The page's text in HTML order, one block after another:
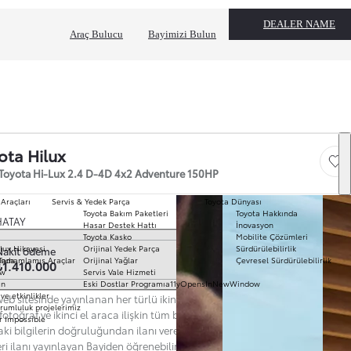
Araç Bulucu Bayimizi Bulun
DEALER NAME
Servis & Yedek Parça
Toyota Bakım Paketleri
Hasar Destek Hattı
Toyota Kasko
Orijinal Yedek Parça
Orijinal Yağlar
Servis Vale Hizmeti
Eski Dostlar Programıa11yOpensInNewWindow
Hikayesi
Araçlar
etkinlikler
projelerimiz
Impossible
Toyota Dünyası
Toyota Hakkında
İnovasyon
Mobilite Çözümleri
Sürdürülebilirlik
Çevresel Sürdürülebilirlik
Hilux
Hi-Lux 2.4 D-4D 4x2 Adventure 150HP
seç ödeme
sitesinde yayınlanan her türlü ikinci el araç ilanına ilişkin açıklama,
ve ikinci el araca ilişkin tüm bilgiler ilanı yayınlayan Bayi’ye aittir.
bilgilerin doğruluğundan ilanı veren Bayi sorumludur. Güncel ve nihai
ilanı yayınlayan Bayiden öğrenebilirsiniz. Web Sitesi'nde yer alan